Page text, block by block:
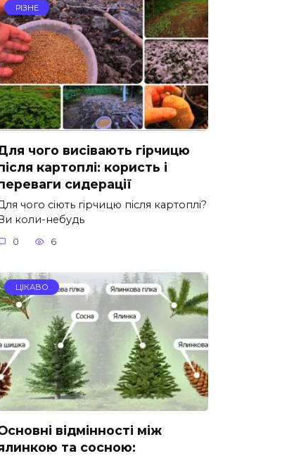
РІЗНЕ
чого висівають гірчицю
картоплі: користь і
сидерації
чого сіють гірчицю після картоплі?
коли-небудь
0 6
ЦІКАВО
відмінності між
та сосною: